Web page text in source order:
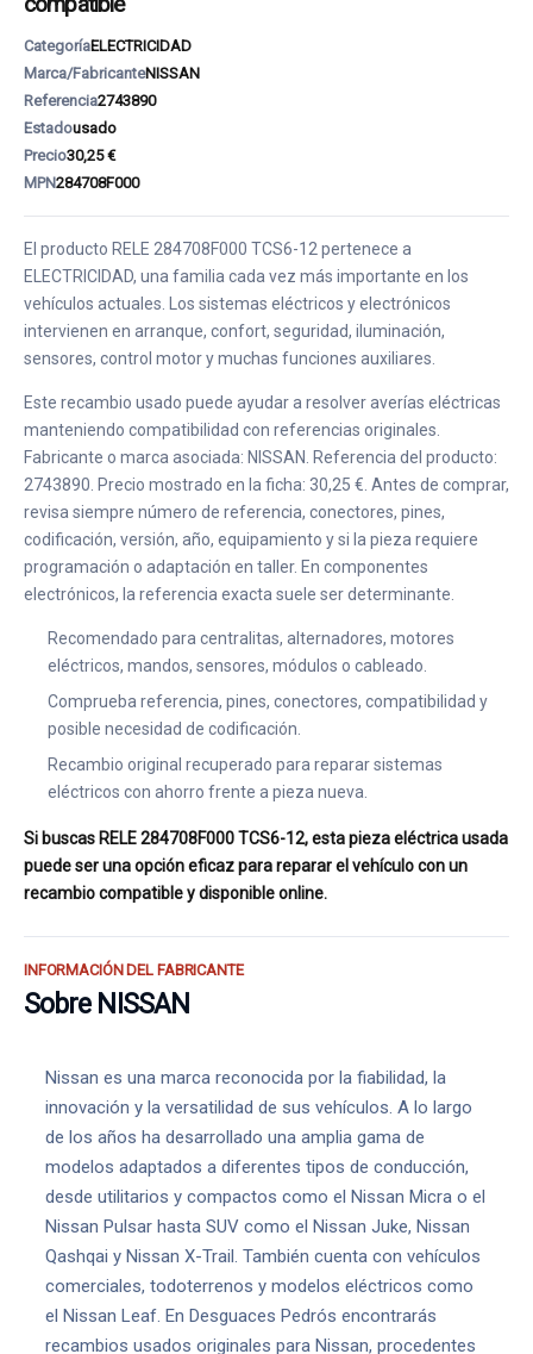
CategoríaELECTRICIDAD
Marca/FabricanteNISSAN
Referencia2743890
Estadousado
Precio30,25 €
MPN284708F000
El producto RELE 284708F000 TCS6-12 pertenece a
ELECTRICIDAD, una familia cada vez más importante en los
vehículos actuales. Los sistemas eléctricos y electrónicos
intervienen en arranque, confort, seguridad, iluminación,
sensores, control motor y muchas funciones auxiliares.
Este recambio usado puede ayudar a resolver averías eléctricas
manteniendo compatibilidad con referencias originales.
Fabricante o marca asociada: NISSAN. Referencia del producto:
2743890. Precio mostrado en la ficha: 30,25 €. Antes de comprar,
revisa siempre número de referencia, conectores, pines,
codificación, versión, año, equipamiento y si la pieza requiere
programación o adaptación en taller. En componentes
electrónicos, la referencia exacta suele ser determinante.
Recomendado para centralitas, alternadores, motores
eléctricos, mandos, sensores, módulos o cableado.
Comprueba referencia, pines, conectores, compatibilidad y
posible necesidad de codificación.
Recambio original recuperado para reparar sistemas
eléctricos con ahorro frente a pieza nueva.
Si buscas RELE 284708F000 TCS6-12, esta pieza eléctrica usada
puede ser una opción eficaz para reparar el vehículo con un
recambio compatible y disponible online.
INFORMACIÓN DEL FABRICANTE
Sobre NISSAN
Nissan es una marca reconocida por la fiabilidad, la
innovación y la versatilidad de sus vehículos. A lo largo
de los años ha desarrollado una amplia gama de
modelos adaptados a diferentes tipos de conducción,
desde utilitarios y compactos como el Nissan Micra o el
Nissan Pulsar hasta SUV como el Nissan Juke, Nissan
Qashqai y Nissan X-Trail. También cuenta con vehículos
comerciales, todoterrenos y modelos eléctricos como
el Nissan Leaf. En Desguaces Pedrós encontrarás
recambios usados originales para Nissan, procedentes